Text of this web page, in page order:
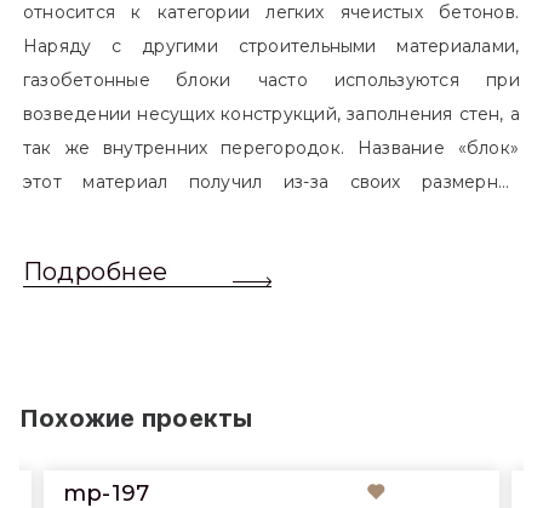
относится к категории легких ячеистых бетонов.
Наряду с другими строительными материалами,
газобетонные блоки часто используются при
возведении несущих конструкций, заполнения стен, а
так же внутренних перегородок. Название «блок»
этот материал получил из-за своих размерных
обычный одинарный кирпич. Размер блоков различен
Подробнее
Похожие проекты
mp-197